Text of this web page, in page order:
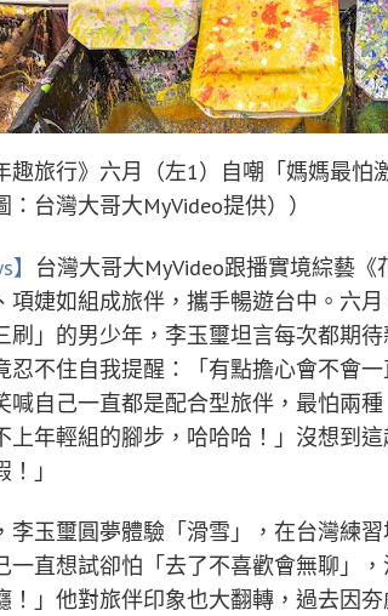
趣旅行》六月（左1）自嘲「媽媽最
台灣大哥大MyVideo提供））
台灣大哥大MyVideo跟播實境綜藝
項婕如組成旅伴，攜手暢遊台中。六
刷」的男少年，李玉璽坦言每次都期
忍不住自我提醒：「有點擔心會不會
喊自己一直都是配合型旅伴，最怕兩
上年輕組的腳步，哈哈哈！」沒想到
」
李玉璽圓夢體驗「滑雪」，在台灣練
一直想試卻怕「去了不喜歡會無聊」
！」他對旅伴印象也大翻轉，過去因